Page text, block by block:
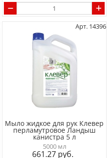
Арт. 14396
Мыло жидкое для рук Клевер
перламутровое Ландыш
канистра 5 л
5000 мл
661.27